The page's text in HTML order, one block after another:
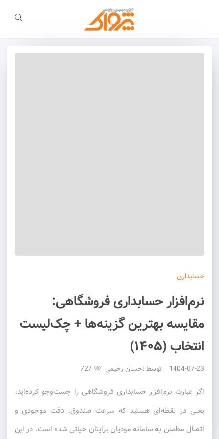
حسابداری
نرم‌افزار حسابداری فروشگاهی:
مقایسه بهترین گزینه‌ها + چک‌لیست
انتخاب (۱۴۰۵)
1404-07-23 توسط احسان رحیمی
اگر عبارت نرم‌افزار حسابداری فروشگاهی را جست‌وجو کرده‌اید،
یعنی در نقطه‌ای هستید که سرعت صندوق، دقت موجودی و
اتصال مطمئن به سامانه مودیان برایتان حیاتی شده است. در این